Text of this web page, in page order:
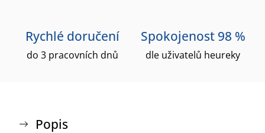
Rychlé doručení
do 3 pracovních dnů
Spokojenost 98 %
dle uživatelů heureky
Popis